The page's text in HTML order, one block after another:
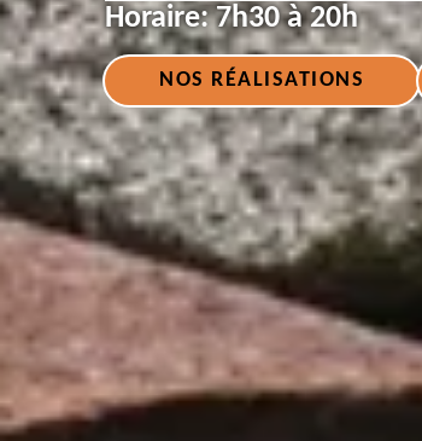
Horaire:7h30 à 20h
NOS RÉALISATIONS